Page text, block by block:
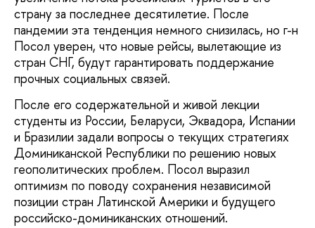
страну за последнее десятилетие. После
пандемии эта тенденция немного снизилась, но г-н
Посол уверен, что новые рейсы, вылетающие из
стран СНГ, будут гарантировать поддержание
прочных социальных связей.
После его содержательной и живой лекции
студенты из России, Беларуси, Эквадора, Испании
и Бразилии задали вопросы о текущих стратегиях
Доминиканской Республики по решению новых
геополитических проблем. Посол выразил
оптимизм по поводу сохранения независимой
позиции стран Латинской Америки и будущего
российско-доминиканских отношений.